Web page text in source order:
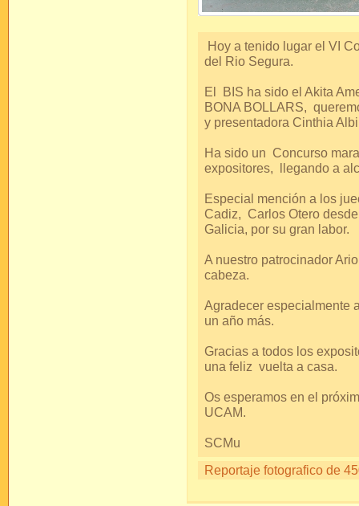
Hoy a tenido lugar el VI
del Rio Segura.
El BIS ha sido el Akita
BONA BOLLARS,
y presentadora Cinthia
Ha sido un Concurso
expositores, llegando a
Especial mención a los
Cadiz, Carlos Otero
Galicia, por su gran labor.
A nuestro patrocinador
cabeza.
Agradecer especialmente
un año más.
Gracias a todos los
una feliz vuelta a casa.
Os esperamos en el
UCAM.
SCMu
Reportaje fotografico de